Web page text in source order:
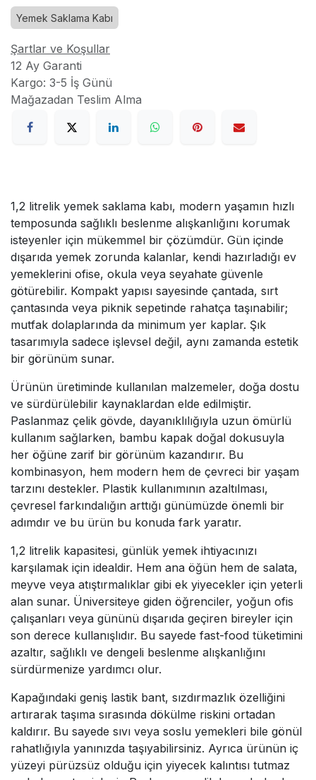
Yemek Saklama Kabı
Şartlar ve Koşullar
12 Ay Garanti
Kargo: 3-5 İş Günü
Mağazadan Teslim Alma
1,2 litrelik yemek saklama kabı, modern yaşamın hızlı
temposunda sağlıklı beslenme alışkanlığını korumak
isteyenler için mükemmel bir çözümdür. Gün içinde
dışarıda yemek zorunda kalanlar, kendi hazırladığı ev
yemeklerini ofise, okula veya seyahate güvenle
götürebilir. Kompakt yapısı sayesinde çantada, sırt
çantasında veya piknik sepetinde rahatça taşınabilir;
mutfak dolaplarında da minimum yer kaplar. Şık
tasarımıyla sadece işlevsel değil, aynı zamanda estetik
bir görünüm sunar.
Ürünün üretiminde kullanılan malzemeler, doğa dostu
ve sürdürülebilir kaynaklardan elde edilmiştir.
Paslanmaz çelik gövde, dayanıklılığıyla uzun ömürlü
kullanım sağlarken, bambu kapak doğal dokusuyla
her öğüne zarif bir görünüm kazandırır. Bu
kombinasyon, hem modern hem de çevreci bir yaşam
tarzını destekler. Plastik kullanımının azaltılması,
çevresel farkındalığın arttığı günümüzde önemli bir
adımdır ve bu ürün bu konuda fark yaratır.
1,2 litrelik kapasitesi, günlük yemek ihtiyacınızı
karşılamak için idealdir. Hem ana öğün hem de salata,
meyve veya atıştırmalıklar gibi ek yiyecekler için yeterli
alan sunar. Üniversiteye giden öğrenciler, yoğun ofis
çalışanları veya gününü dışarıda geçiren bireyler için
son derece kullanışlıdır. Bu sayede fast-food tüketimini
azaltır, sağlıklı ve dengeli beslenme alışkanlığını
sürdürmenize yardımcı olur.
Kapağındaki geniş lastik bant, sızdırmazlık özelliğini
artırarak taşıma sırasında dökülme riskini ortadan
kaldırır. Bu sayede sıvı veya soslu yemekleri bile gönül
rahatlığıyla yanınızda taşıyabilirsiniz. Ayrıca ürünün iç
yüzeyi pürüzsüz olduğu için yiyecek kalıntısı tutmaz